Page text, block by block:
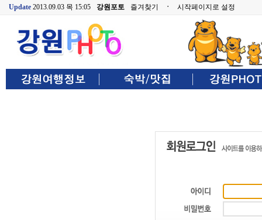
Update 2013.09.03 목 15:05 강원포토 즐겨찾기 ㆍ 시작페이지로 설정